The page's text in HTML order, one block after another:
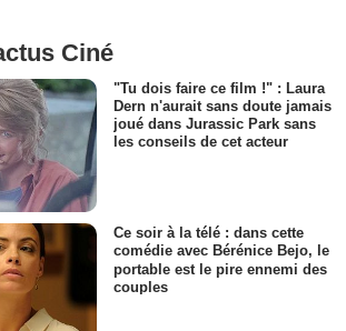
Ciné
"Tu dois faire ce film !" : Laura
Dern n'aurait sans doute jamais
joué dans Jurassic Park sans
les conseils de cet acteur
Ce soir à la télé : dans cette
comédie avec Bérénice Bejo, le
portable est le pire ennemi des
couples